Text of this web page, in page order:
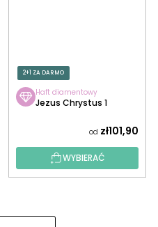
2+1 ZA DARMO
Haft diamentowy
Jezus Chrystus 1
od zł101,90
WYBIERAĆ